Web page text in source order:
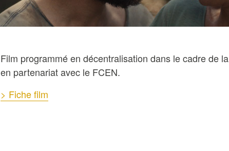
Film programmé en décentralisation dans le cadre de la
en partenariat avec le FCEN.
> Fiche film